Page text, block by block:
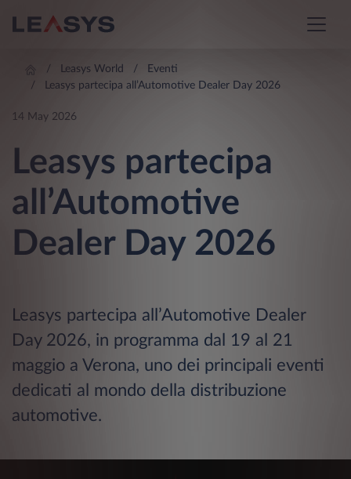
Leasys World
Eventi
Leasys partecipa all’Automotive Dealer Day 2026
14 May 2026
Leasys partecipa
all’Automotive
Dealer Day 2026
Leasys partecipa all’Automotive Dealer
Day 2026, in programma dal 19 al 21
maggio a Verona, uno dei principali eventi
dedicati al mondo della distribuzione
automotive.